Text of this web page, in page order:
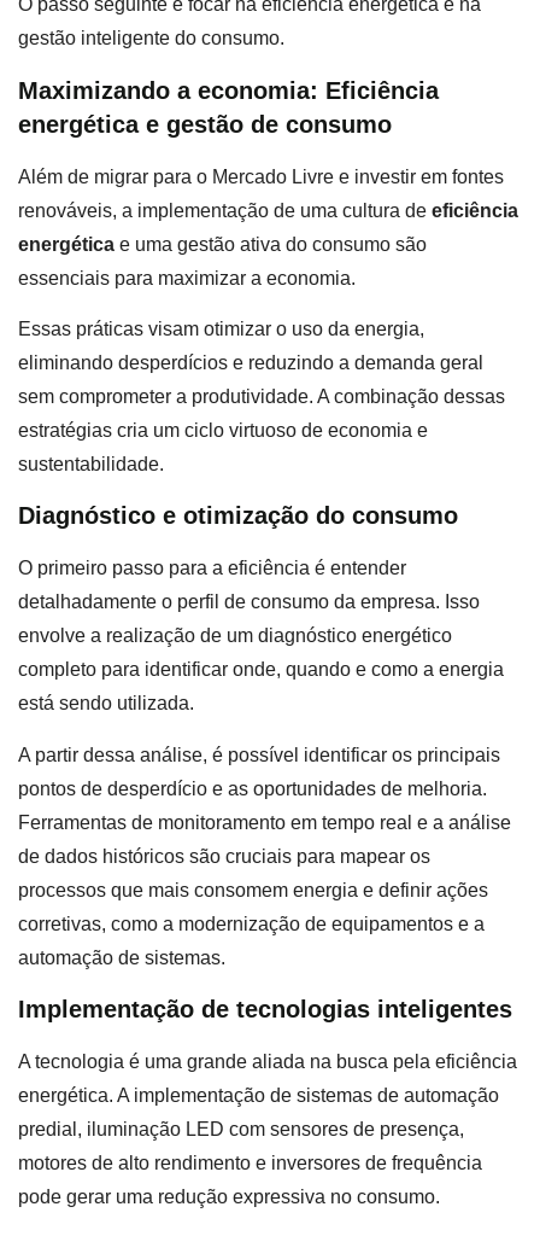
O passo seguinte é focar na eficiência energética e na
gestão inteligente do consumo.
Maximizando a economia: Eficiência
energética e gestão de consumo
Além de migrar para o Mercado Livre e investir em fontes
renováveis, a implementação de uma cultura de eficiência
energética e uma gestão ativa do consumo são
essenciais para maximizar a economia.
Essas práticas visam otimizar o uso da energia,
eliminando desperdícios e reduzindo a demanda geral
sem comprometer a produtividade. A combinação dessas
estratégias cria um ciclo virtuoso de economia e
sustentabilidade.
Diagnóstico e otimização do consumo
O primeiro passo para a eficiência é entender
detalhadamente o perfil de consumo da empresa. Isso
envolve a realização de um diagnóstico energético
completo para identificar onde, quando e como a energia
está sendo utilizada.
A partir dessa análise, é possível identificar os principais
pontos de desperdício e as oportunidades de melhoria.
Ferramentas de monitoramento em tempo real e a análise
de dados históricos são cruciais para mapear os
processos que mais consomem energia e definir ações
corretivas, como a modernização de equipamentos e a
automação de sistemas.
Implementação de tecnologias inteligentes
A tecnologia é uma grande aliada na busca pela eficiência
energética. A implementação de sistemas de automação
predial, iluminação LED com sensores de presença,
motores de alto rendimento e inversores de frequência
pode gerar uma redução expressiva no consumo.